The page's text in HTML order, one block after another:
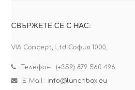
СВЪРЖЕТЕ СЕ С НАС:
VIA Concept, Ltd София 1000,
Телефон : (+359) 879 560 496
E-Mail : info@lunchbox.eu